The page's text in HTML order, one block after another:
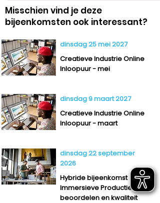
Misschien vind je deze
bijeenkomsten ook interessant?
dinsdag 25 mei 2027
Creatieve Industrie Online
Inloopuur - mei
dinsdag 9 maart 2027
Creatieve Industrie Online
Inloopuur - maart
dinsdag 22 september
2026
Hybride bijeenkomst
Immersieve Productie:
beoordelen en kwaliteit